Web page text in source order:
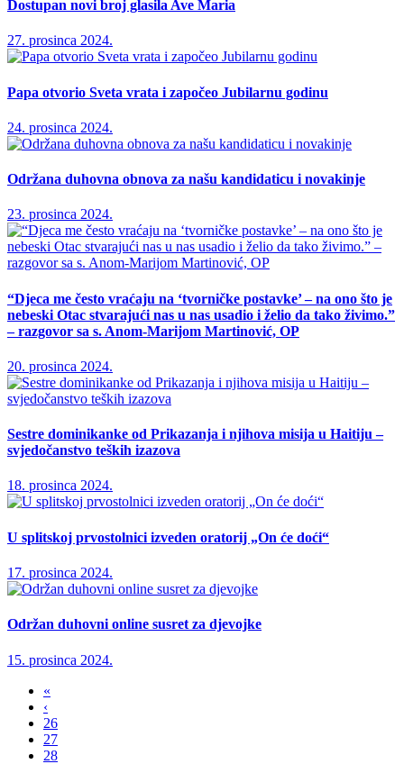
Dostupan novi broj glasila Ave Maria
27. prosinca 2024.
Papa otvorio Sveta vrata i započeo Jubilarnu godinu
24. prosinca 2024.
Održana duhovna obnova za našu kandidaticu i novakinje
23. prosinca 2024.
“Djeca me često vraćaju na ‘tvorničke postavke’ – na ono što je
nebeski Otac stvarajući nas u nas usadio i želio da tako živimo.”
– razgovor sa s. Anom-Marijom Martinović, OP
20. prosinca 2024.
Sestre dominikanke od Prikazanja i njihova misija u Haitiju –
svjedočanstvo teških izazova
18. prosinca 2024.
U splitskoj prvostolnici izveden oratorij „On će doći“
17. prosinca 2024.
Održan duhovni online susret za djevojke
15. prosinca 2024.
«
‹
26
27
28